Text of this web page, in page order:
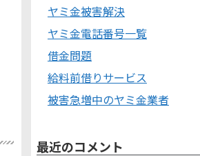
ヤミ金被害解決
ヤミ金電話番号一覧
借金問題
給料前借りサービス
被害急増中のヤミ金業者
最近のコメント